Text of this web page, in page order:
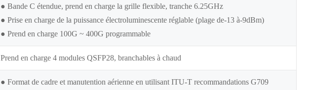
● Bande C étendue, prend en charge la grille flexible, tranche 6.25GHz
● Prise en charge de la puissance électroluminescente réglable (plage de-13 à-9dBm)
● Prend en charge 100G ~ 400G programmable
Prend en charge 4 modules QSFP28, branchables à chaud
● Format de cadre et manutention aérienne en utilisant ITU-T recommandations G709